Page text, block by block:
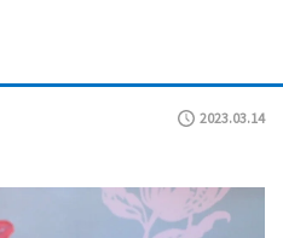
2023.03.14